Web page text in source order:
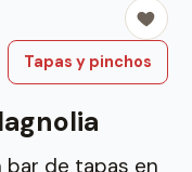
Tapas y pinchos
bar de tapas en